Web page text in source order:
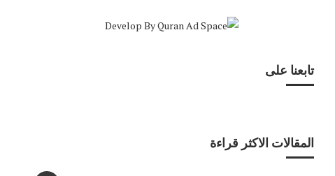
تابعنا على
المقالات الاكثر قراءة